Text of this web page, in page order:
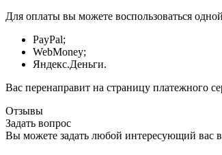
Для оплаты вы можете воспользоваться
PayPal;
WebMoney;
Яндекс.Деньги.
Вас перенаправит на страницу платежного
Отзывы
Задать вопрос
Вы можете задать любой интересующий вас